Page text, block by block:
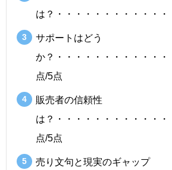
は？・・・・・・・・・・・・
サポートはどう
か？・・・・・・・・・・・
点/5点
販売者の信頼性
は？・・・・・・・・・・・
点/5点
売り文句と現実のギャップ